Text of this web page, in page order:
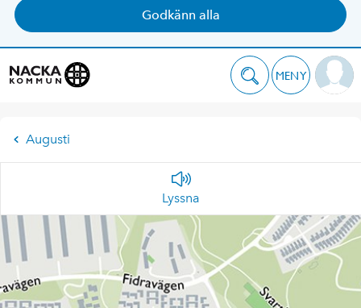
Godkänn alla
MENY
Augusti
Lyssna